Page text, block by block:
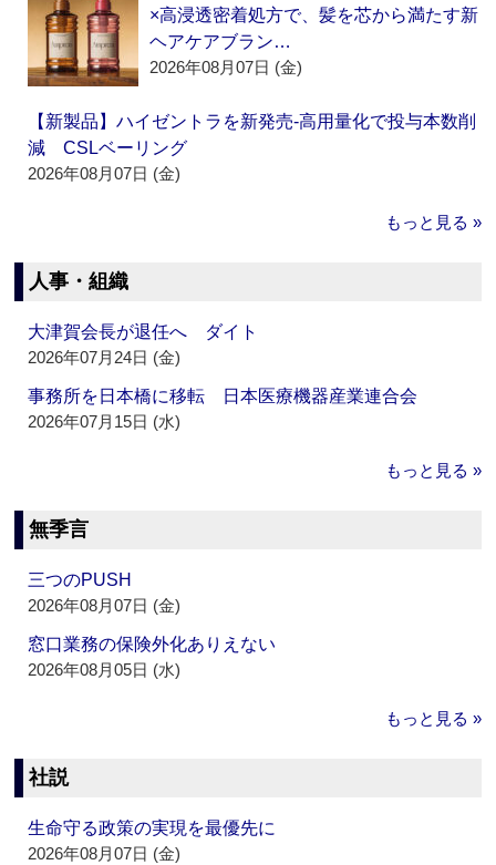
×高浸透密着処方で、髪を芯から満たす新
ヘアケアブラン…
2026年08月07日 (金)
【新製品】ハイゼントラを新発売‐高用量化で投与本数削
減 CSLベーリング
2026年08月07日 (金)
もっと見る »
人事・組織
大津賀会長が退任へ ダイト
2026年07月24日 (金)
事務所を日本橋に移転 日本医療機器産業連合会
2026年07月15日 (水)
もっと見る »
無季言
三つのPUSH
2026年08月07日 (金)
窓口業務の保険外化ありえない
2026年08月05日 (水)
もっと見る »
社説
生命守る政策の実現を最優先に
2026年08月07日 (金)